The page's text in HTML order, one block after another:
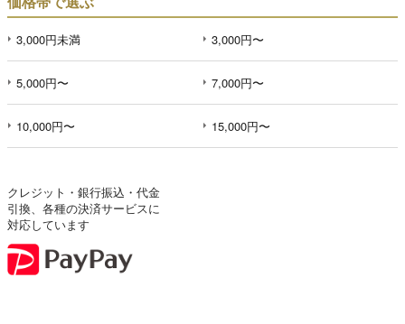
3,000円未満 3,000円〜
5,000円〜 7,000円〜
10,000円〜 15,000円〜
クレジット・銀行振込・代金
引換、各種の決済サービスに
対応しています